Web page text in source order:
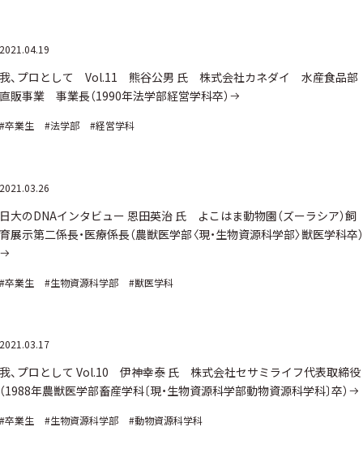
、プロとして Vol.11 熊谷公男 氏 株式会社カネダイ 水産食品部
販事業 事業長（1990年法学部経営学科卒）
卒業生 #法学部 #経営学科
大のDNAインタビュー 恩田英治 氏 よこはま動物園（ズーラシア）飼
展示第二係長・医療係長（農獣医学部〈現・生物資源科学部〉獣医学科卒）
卒業生 #生物資源科学部 #獣医学科
、プロとして Vol.10 伊神幸泰 氏 株式会社セサミライフ代表取締役
1988年農獣医学部畜産学科〔現・生物資源科学部動物資源科学科〕卒）
卒業生 #生物資源科学部 #動物資源科学科